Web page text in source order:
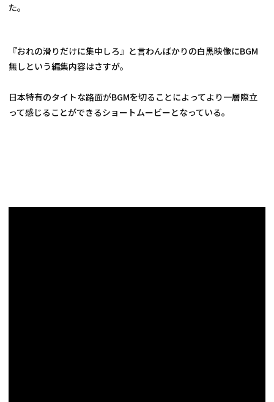
た。
『おれの滑りだけに集中しろ』と言わんばかりの白黒映像にBGM
無しという編集内容はさすが。
日本特有のタイトな路面がBGMを切ることによってより一層際立
って感じることができるショートムービーとなっている。